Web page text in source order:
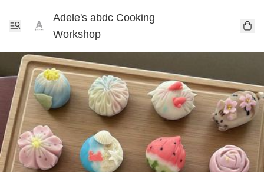
Adele's abdc Cooking
Workshop